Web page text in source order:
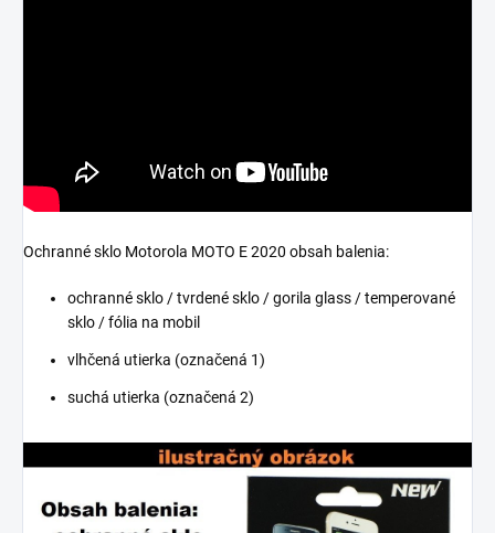
Ochranné sklo Motorola MOTO E 2020 obsah balenia:
ochranné sklo / tvrdené sklo / gorila glass / temperované
sklo / fólia na mobil
vlhčená utierka (označená 1)
suchá utierka (označená 2)